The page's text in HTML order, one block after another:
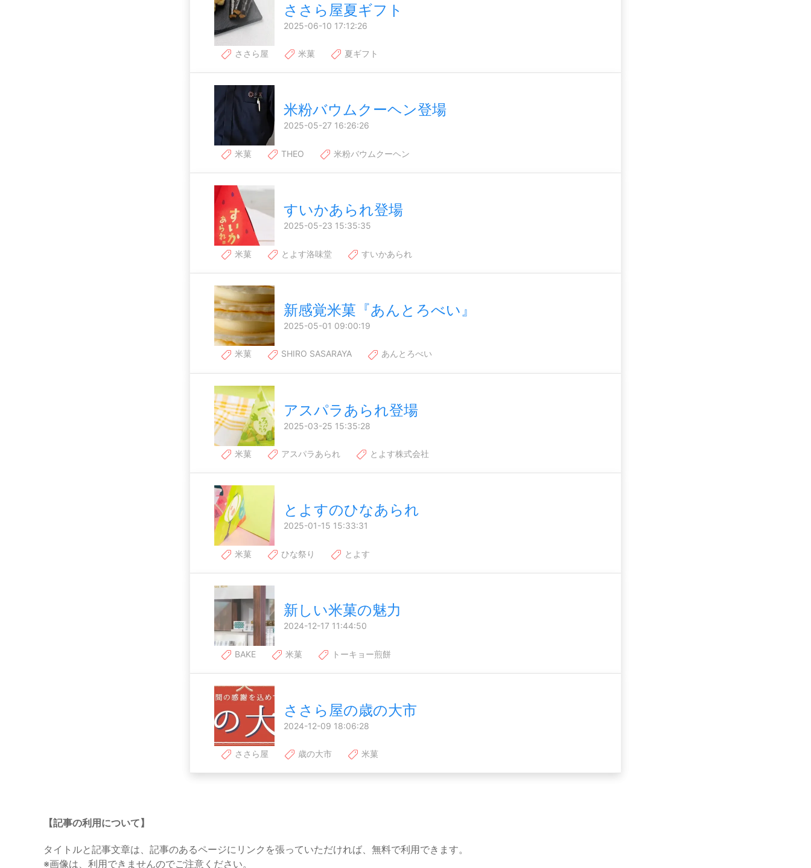
ささら屋夏ギフト
2025-06-10 17:12:26
ささら屋 米菓 夏ギフト
米粉バウムクーヘン登場
2025-05-27 16:26:26
米菓 THEO 米粉バウムクーヘン
すいかあられ登場
2025-05-23 15:35:35
米菓 とよす洛味堂 すいかあられ
新感覚米菓『あんとろべい』
2025-05-01 09:00:19
米菓 SHIRO SASARAYA あんとろべい
アスパラあられ登場
2025-03-25 15:35:28
米菓 アスパラあられ とよす株式会社
とよすのひなあられ
2025-01-15 15:33:31
米菓 ひな祭り とよす
新しい米菓の魅力
2024-12-17 11:44:50
BAKE 米菓 トーキョー煎餅
ささら屋の歳の大市
2024-12-09 18:06:28
ささら屋 歳の大市 米菓
【記事の利用について】
タイトルと記事文章は、記事のあるページにリンクを張っていただければ、無料で利用できます。
※画像は、利用できませんのでご注意ください。